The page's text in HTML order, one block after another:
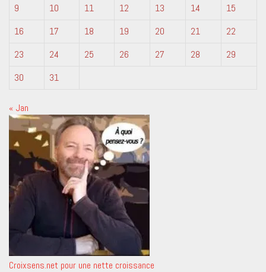
9
10 11 12 13 14
15
16
17 18 19 20 21
22
23
24 25 26 27 28
29
30
31
« Jan
Croixsens.net pour une nette croissance